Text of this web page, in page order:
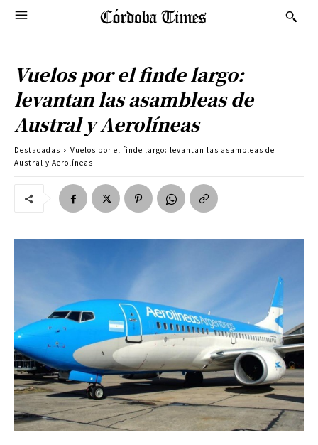
Vuelos por el finde largo:
levantan las asambleas de
Austral y Aerolíneas
Destacadas
Vuelos por el finde largo: levantan las asambleas de
Austral y Aerolíneas